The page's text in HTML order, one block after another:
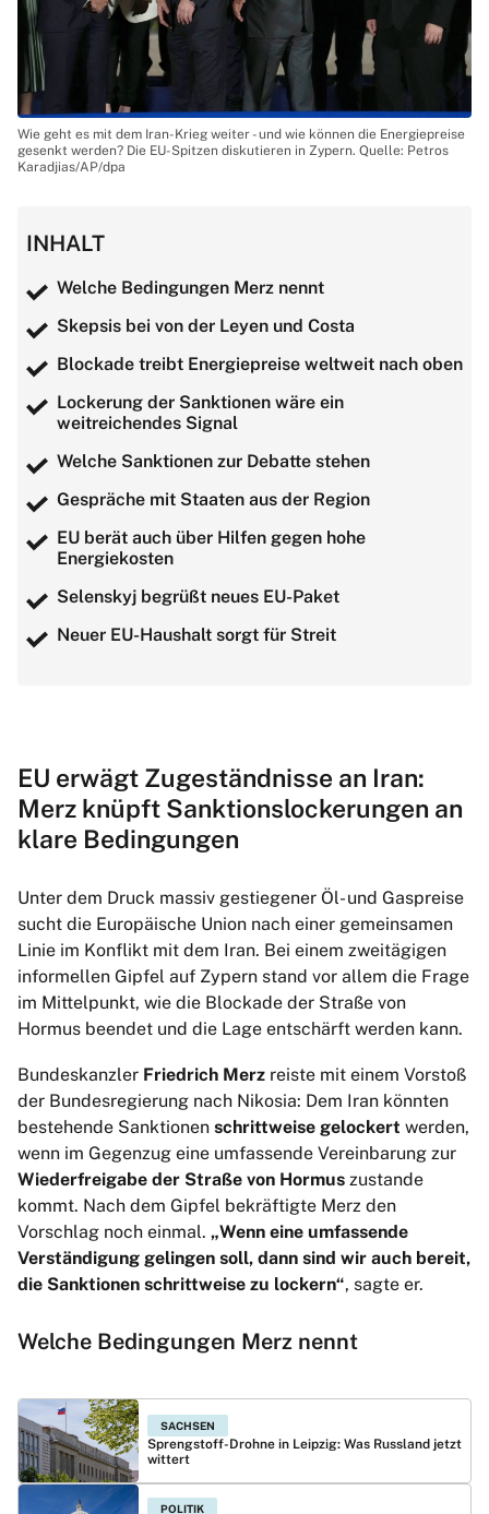
Wie geht es mit dem Iran-Krieg weiter - und wie können die Energiepreise
gesenkt werden? Die EU-Spitzen diskutieren in Zypern. Quelle: Petros
Karadjias/AP/dpa
INHALT
Welche Bedingungen Merz nennt
Skepsis bei von der Leyen und Costa
Blockade treibt Energiepreise weltweit nach oben
Lockerung der Sanktionen wäre ein
weitreichendes Signal
Welche Sanktionen zur Debatte stehen
Gespräche mit Staaten aus der Region
EU berät auch über Hilfen gegen hohe
Energiekosten
Selenskyj begrüßt neues EU-Paket
Neuer EU-Haushalt sorgt für Streit
EU erwägt Zugeständnisse an Iran:
Merz knüpft Sanktionslockerungen an
klare Bedingungen
Unter dem Druck massiv gestiegener Öl- und Gaspreise
sucht die Europäische Union nach einer gemeinsamen
Linie im Konflikt mit dem Iran. Bei einem zweitägigen
informellen Gipfel auf Zypern stand vor allem die Frage
im Mittelpunkt, wie die Blockade der Straße von
Hormus beendet und die Lage entschärft werden kann.
Bundeskanzler Friedrich Merz reiste mit einem Vorstoß
der Bundesregierung nach Nikosia: Dem Iran könnten
bestehende Sanktionen schrittweise gelockert werden,
wenn im Gegenzug eine umfassende Vereinbarung zur
Wiederfreigabe der Straße von Hormus zustande
kommt. Nach dem Gipfel bekräftigte Merz den
Vorschlag noch einmal. „Wenn eine umfassende
Verständigung gelingen soll, dann sind wir auch bereit,
die Sanktionen schrittweise zu lockern“, sagte er.
Welche Bedingungen Merz nennt
SACHSEN
Sprengstoff-Drohne in Leipzig: Was Russland jetzt
wittert
POLITIK